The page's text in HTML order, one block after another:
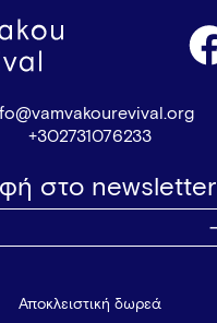
+302731076233
στο newsletter
Αποκλειστική δωρεά